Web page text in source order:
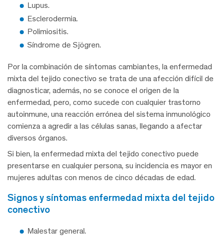
Lupus.
Esclerodermia.
Polimiositis.
Síndrome de Sjögren.
Por la combinación de síntomas cambiantes, la enfermedad
mixta del tejido conectivo se trata de una afección difícil de
diagnosticar, además, no se conoce el origen de la
enfermedad, pero, como sucede con cualquier trastorno
autoinmune, una reacción errónea del sistema inmunológico
comienza a agredir a las células sanas, llegando a afectar
diversos órganos.
Si bien, la enfermedad mixta del tejido conectivo puede
presentarse en cualquier persona, su incidencia es mayor en
mujeres adultas con menos de cinco décadas de edad.
signos y síntomas enfermedad mixta del tejido
conectivo
Malestar general.